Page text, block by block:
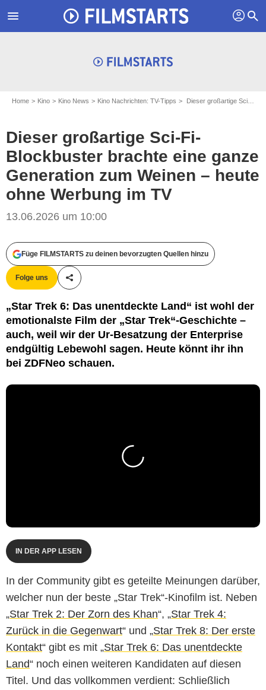
menu profil search
Home Kino Kino News Kino Nachrichten: TV-Tipps Dieser großartige Sci-Fi-Blockbuster brachte eine ganze Generation zum Weinen – heute ohne Werbung im TV
Dieser großartige Sci-Fi-
Blockbuster brachte eine ganze
Generation zum Weinen – heute
ohne Werbung im TV
13.06.2026 um 10:00
Füge FILMSTARTS zu deinen bevorzugten Quellen hinzu
Folge uns
Teile diesen Artikel
„Star Trek 6: Das unentdeckte Land“ ist wohl der
emotionalste Film der „Star Trek“-Geschichte –
auch, weil wir der Ur-Besatzung der Enterprise
endgültig Lebewohl sagen. Heute könnt ihr ihn
bei ZDFNeo schauen.
IN DER APP LESEN
In der Community gibt es geteilte Meinungen darüber,
welcher nun der beste „Star Trek“-Kinofilm ist. Neben
„Star Trek 2: Der Zorn des Khan“, „Star Trek 4:
Zurück in die Gegenwart“ und „Star Trek 8: Der erste
Kontakt“ gibt es mit „Star Trek 6: Das unentdeckte
Land“ noch einen weiteren Kandidaten auf diesen
Titel. Und das vollkommen verdient: Schließlich